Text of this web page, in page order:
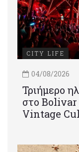
CITY LIFE
04/08/2026
Τριήμερο
στο Bolivar
Vintage